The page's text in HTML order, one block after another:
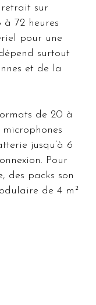
retrait sur
à 72 heures
pour une
surtout
et de la
de 20 à
jusqu’à 6
Pour
des packs son
de 4 m²